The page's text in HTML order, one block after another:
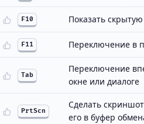
F10 Показать
F11 Переключение в
Tab
Переключение
окне или диалоге
PrtScn
Сделать
его в буфер